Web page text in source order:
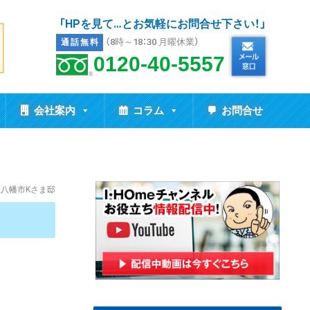
「HPを見て…とお気軽にお問合せ下さい！」
通話無料 （8時～18：30 月曜休業）
0120-40-5557
会社案内 コラム お問合せ
幡市Kさま邸